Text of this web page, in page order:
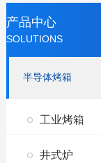
产品中心
SOLUTIONS
半导体烤箱
工业烤箱
井式炉